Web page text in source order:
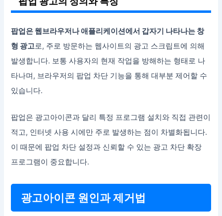
팝업은 웹브라우저나 애플리케이션에서 갑자기 나타나는 창
형 광고로, 주로 방문하는 웹사이트의 광고 스크립트에 의해
발생합니다. 보통 사용자의 현재 작업을 방해하는 형태로 나
타나며, 브라우저의 팝업 차단 기능을 통해 대부분 제어할 수
있습니다.
팝업은 광고아이콘과 달리 특정 프로그램 설치와 직접 관련이
적고, 인터넷 사용 시에만 주로 발생하는 점이 차별화됩니다.
이 때문에 팝업 차단 설정과 신뢰할 수 있는 광고 차단 확장
프로그램이 중요합니다.
광고아이콘 원인과 제거법